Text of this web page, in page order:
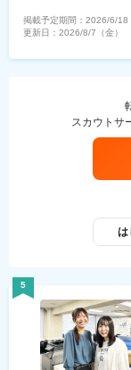
（基本給）：
昇給有無＞有＜残
定します。※年収に
掲載予定期間： 2026/6/18
更新日： 2026/8/7（金）
スカウトサ
は
5